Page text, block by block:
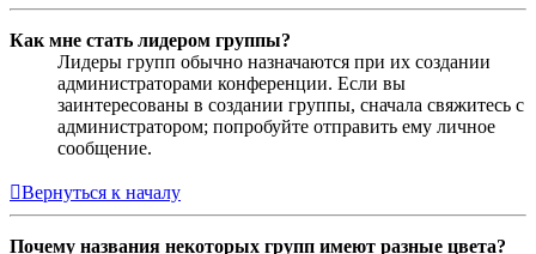
Как мне стать лидером группы?
Лидеры групп обычно назначаются при их создании
администраторами конференции. Если вы
заинтересованы в создании группы, сначала свяжитесь с
администратором; попробуйте отправить ему личное
сообщение.
Вернуться к началу
Почему названия некоторых групп имеют разные цвета?